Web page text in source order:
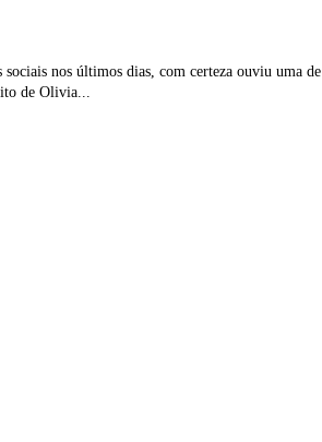
sociais nos últimos dias, com certeza ouviu uma de
de Olivia...